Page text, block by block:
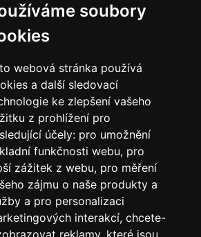
soubory
webová stránka používá
a další sledovací
ke zlepšení vašeho
z prohlížení pro
účely: pro umožnění
funkčnosti webu, pro
zážitek z webu, pro měření
zájmu o naše produkty a
a pro personalizaci
interakcí, chcete-
reklamy, které jsou
údajů
a užitečné rady max. 1x za týden
Odebírat
souhlasíte s našimi podmínkami o